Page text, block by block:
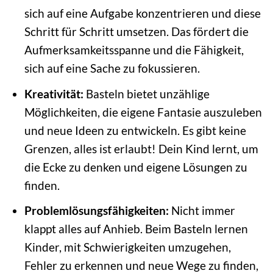
sich auf eine Aufgabe konzentrieren und diese
Schritt für Schritt umsetzen. Das fördert die
Aufmerksamkeitsspanne und die Fähigkeit,
sich auf eine Sache zu fokussieren.
Kreativität: Basteln bietet unzählige
Möglichkeiten, die eigene Fantasie auszuleben
und neue Ideen zu entwickeln. Es gibt keine
Grenzen, alles ist erlaubt! Dein Kind lernt, um
die Ecke zu denken und eigene Lösungen zu
finden.
Problemlösungsfähigkeiten: Nicht immer
klappt alles auf Anhieb. Beim Basteln lernen
Kinder, mit Schwierigkeiten umzugehen,
Fehler zu erkennen und neue Wege zu finden,